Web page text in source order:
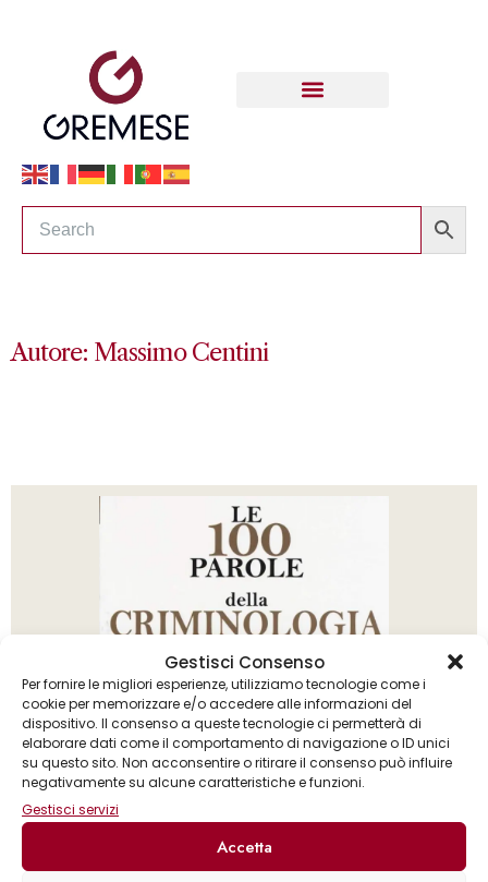
Gestisci Consenso
Per fornire le migliori esperienze, utilizziamo tecnologie come i
cookie per memorizzare e/o accedere alle informazioni del
dispositivo. Il consenso a queste tecnologie ci permetterà di
elaborare dati come il comportamento di navigazione o ID unici
su questo sito. Non acconsentire o ritirare il consenso può influire
negativamente su alcune caratteristiche e funzioni.
Gestisci servizi
Accetta
Autore: Massimo Centini